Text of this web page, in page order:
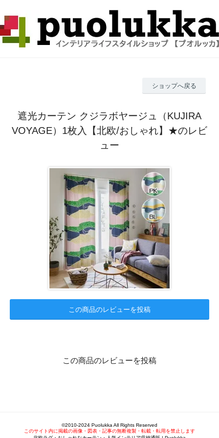
ショップへ戻る
遮光カーテン クジラボヤージュ（KUJIRA
VOYAGE）1枚入【北欧/おしゃれ】★のレビ
ュー
この商品のレビューを投稿
この商品のレビューを投稿
©2010-2024 Puolukka All Rights Reserved
このサイト内に掲載の画像・図表・記事の無断複製・転載・転用を禁止します